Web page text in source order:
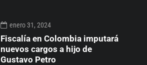
enero 31, 2024
Fiscalía en Colombia imputará
nuevos cargos a hijo de
Gustavo Petro